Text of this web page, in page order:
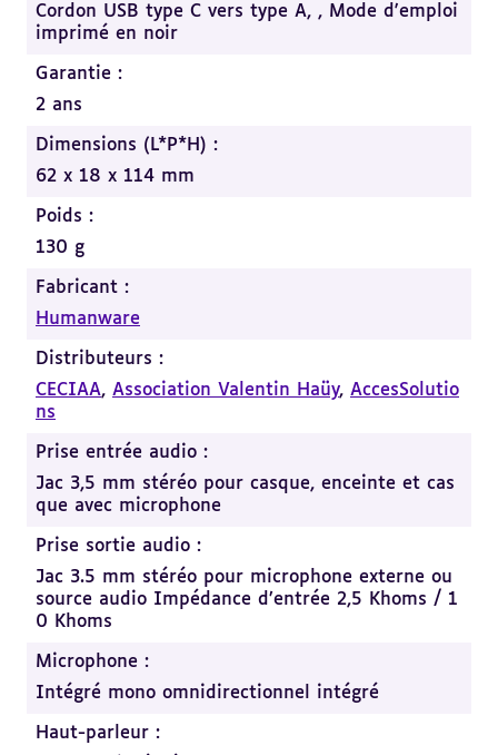
Cordon USB type C vers type A, , Mode d'emploi
imprimé en noir
Garantie :
2 ans
Dimensions (L*P*H) :
62 x 18 x 114 mm
Poids :
130 g
Fabricant :
Humanware
Distributeurs :
CECIAA, Association Valentin Haüy, AccesSolutio
ns
Prise entrée audio :
Jac 3,5 mm stéréo pour casque, enceinte et cas
que avec microphone
Prise sortie audio :
Jac 3.5 mm stéréo pour microphone externe ou
source audio Impédance d’entrée 2,5 Khoms / 1
0 Khoms
Microphone :
Intégré mono omnidirectionnel intégré
Haut-parleur :